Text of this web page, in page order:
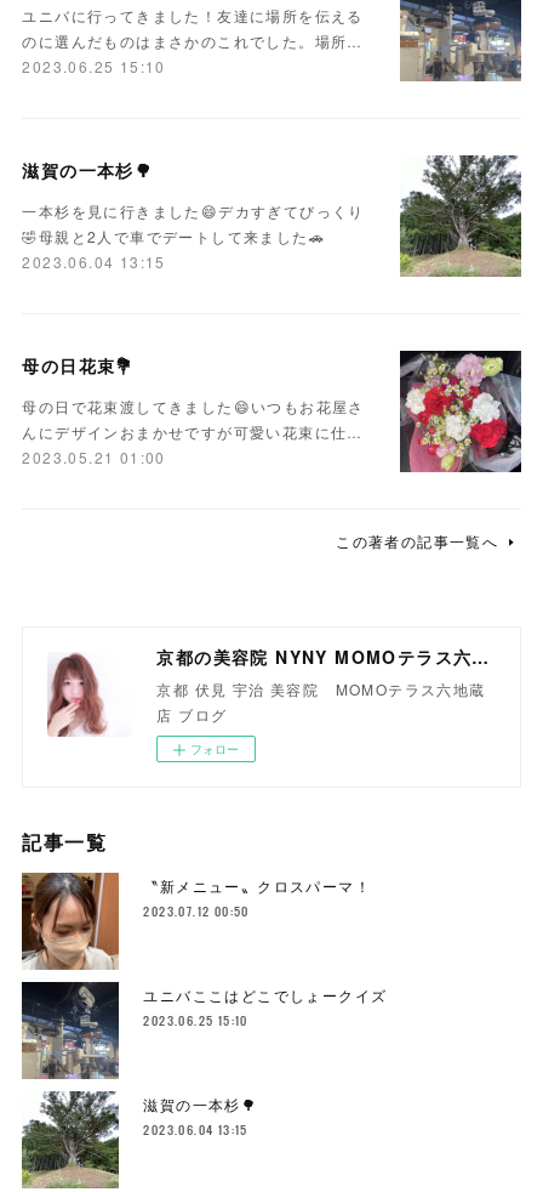
ユニバに行ってきました！友達に場所を伝える
のに選んだものはまさかのこれでした。場所…
2023.06.25 15:10
滋賀の一本杉🌳
一本杉を見に行きました😄デカすぎてびっくり
🤣母親と2人で車でデートして来ました🚗
2023.06.04 13:15
母の日花束💐
母の日で花束渡してきました😄いつもお花屋さ
んにデザインおまかせですが可愛い花束に仕…
2023.05.21 01:00
この著者の記事一覧へ
京都の美容院 NYNY MOMOテラス六地蔵店
京都 伏見 宇治 美容院 MOMOテラス六地蔵
店 ブログ
フォロー
記事一覧
〝新メニュー〟クロスパーマ！
2023.07.12 00:50
ユニバここはどこでしょークイズ
2023.06.25 15:10
滋賀の一本杉🌳
2023.06.04 13:15